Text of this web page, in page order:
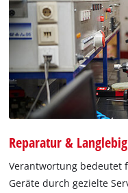
Reparatur &
Verantwortung bedeutet
Geräte durch gezielte